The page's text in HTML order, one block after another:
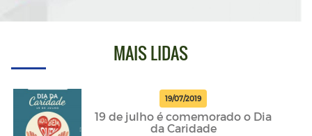
MAIS LIDAS
19/07/2019
19 de julho é comemorado o Dia
da Caridade